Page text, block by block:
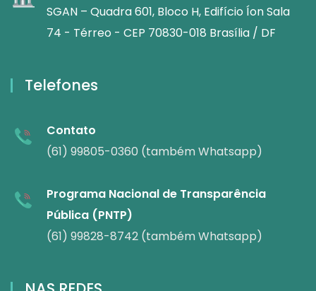
SGAN – Quadra 601, Bloco H, Edifício Íon Sala
74 - Térreo - CEP 70830-018 Brasília / DF
Telefones
Contato
(61) 99805-0360 (também Whatsapp)
Programa Nacional de Transparência
Pública (PNTP)
(61) 99828-8742 (também Whatsapp)